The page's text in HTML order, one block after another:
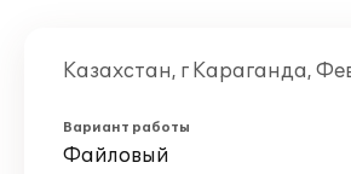
Казахстан, г Караганда,
Вариант работы
Файловый